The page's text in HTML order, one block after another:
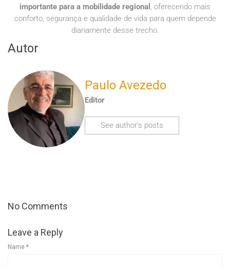
importante para a mobilidade regional , oferecendo mais
conforto, segurança e qualidade de vida para quem depende
diariamente desse trecho.
Autor
Paulo Avezedo
Editor
See author's posts
No Comments
Leave a Reply
Name *